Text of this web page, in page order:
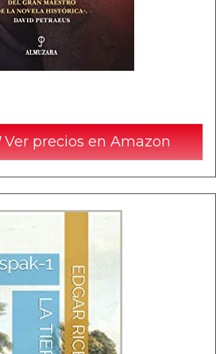
Ver precios en Amazon